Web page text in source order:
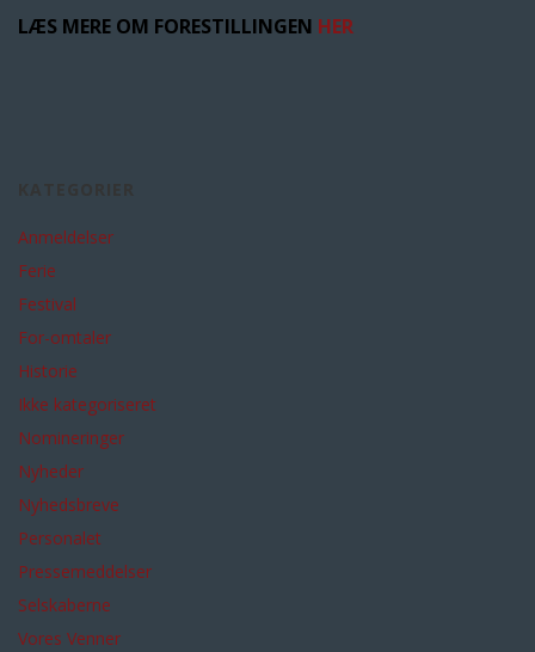
LÆS MERE OM FORESTILLINGEN HER
Anmeldelser
Ferie
Festival
For-omtaler
Historie
Ikke kategoriseret
Nomineringer
Nyheder
Nyhedsbreve
Personalet
Pressemeddelser
Selskaberne
Vores Venner